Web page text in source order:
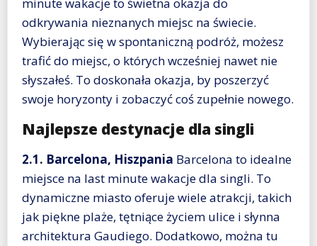
odkrywania nieznanych miejsc na świecie.
Wybierając się w spontaniczną podróż, możesz
trafić do miejsc, o których wcześniej nawet nie
słyszałeś. To doskonała okazja, by poszerzyć
swoje horyzonty i zobaczyć coś zupełnie nowego.
Najlepsze destynacje dla singli
2.1. Barcelona, Hiszpania Barcelona to idealne
miejsce na last minute wakacje dla singli. To
dynamiczne miasto oferuje wiele atrakcji, takich
jak piękne plaże, tętniące życiem ulice i słynna
architektura Gaudiego. Dodatkowo, można tu